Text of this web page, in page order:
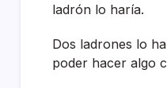
ladrón lo harí­a.
Dos ladrones lo
poder hacer algo